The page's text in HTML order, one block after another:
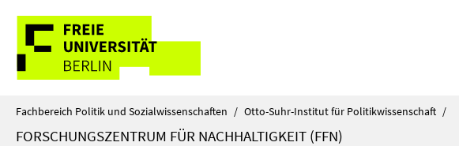
direkt
Inhalt
Service-
Navigation
Fachbereich Politik und Sozialwissenschaften / Otto-Suhr-Institut für Politikwissenschaft /
FORSCHUNGSZENTRUM FÜR NACHHALTIGKEIT (FFN)